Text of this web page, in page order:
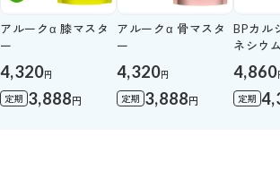
アルークα 膝マスタ
ー
4,320円
定期 3,888円
アルークα 骨マスタ
ー
4,320円
定期 3,888円
BPカル
ネシウ
4,860
定期